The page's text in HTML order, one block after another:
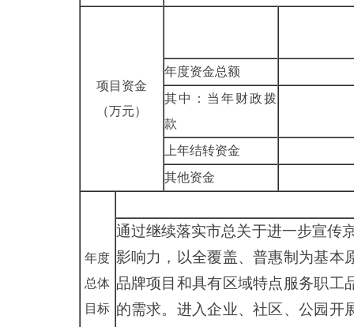
项目资金
（万元）
年度资金总额
其中：当年财政拨
款
上年结转资金
其他资金
年度
总体
目标
通过继续落实市总关于进一步宣传
影响力，以全覆盖、普惠制为基本
品牌项目和具有区域特点服务职工
的需求。进入企业、社区、公园开